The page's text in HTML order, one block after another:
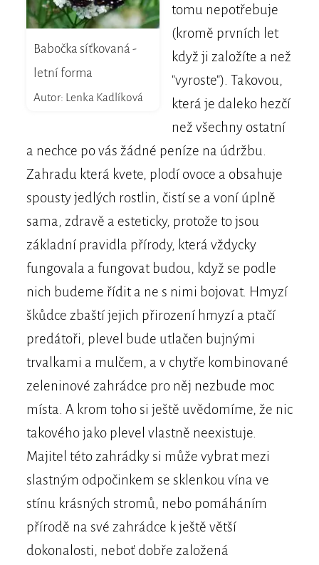
Babočka síťkovaná -
letní forma
Autor: Lenka Kadlíková
tomu nepotřebuje
(kromě prvních let
když ji založíte a než
"vyroste"). Takovou,
která je daleko hezčí
než všechny ostatní
a nechce po vás žádné peníze na údržbu.
Zahradu která kvete, plodí ovoce a obsahuje
spousty jedlých rostlin, čistí se a voní úplně
sama, zdravě a esteticky, protože to jsou
základní pravidla přírody, která vždycky
fungovala a fungovat budou, když se podle
nich budeme řídit a ne s nimi bojovat. Hmyzí
škůdce zbaští jejich přirození hmyzí a ptačí
predátoři, plevel bude utlačen bujnými
trvalkami a mulčem, a v chytře kombinované
zeleninové zahrádce pro něj nezbude moc
místa. A krom toho si ještě uvědomíme, že nic
takového jako plevel vlastně neexistuje.
Majitel této zahrádky si může vybrat mezi
slastným odpočinkem se sklenkou vína ve
stínu krásných stromů, nebo pomáháním
přírodě na své zahrádce k ještě větší
dokonalosti, neboť dobře založená